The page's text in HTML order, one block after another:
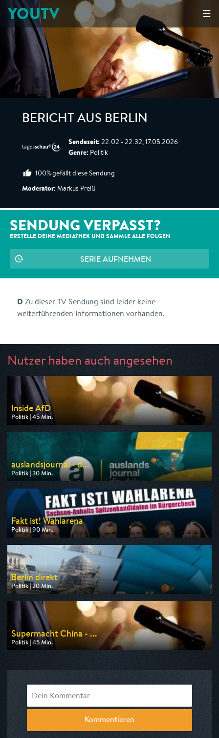
☰
YOUTV
BERICHT AUS BERLIN
Sendezeit: 22:02 - 22:32, 17.05.2026
Genre: Politik
100% gefällt diese Sendung
Moderator: Markus Preiß
SENDUNG VERPASST?
ERSTELLE DEINE MEDIATHEK UND SAMMLE ALLE FOLGEN
SERIE AUFNEHMEN
D Zu dieser TV Sendung sind leider keine
weiterführenden Informationen vorhanden.
Nutzer haben auch angesehen
Inside AfD
Politik | 45 Min.
Ausgestrahlt von SR Fernsehen
am 13.08.2026, 21:00
auslandsjournal - d...
Politik | 30 Min.
Ausgestrahlt von ZDF
am 03.09.2026, 00:45
Fakt ist! Wahlarena
Politik | 90 Min.
Ausgestrahlt von MDR
am 12.08.2026, 21:00
Berlin direkt
Politik | 20 Min.
Ausgestrahlt von ZDF
am 30.08.2026, 19:10
Supermacht China - ...
Politik | 45 Min.
Ausgestrahlt von n-tv
Kommentieren